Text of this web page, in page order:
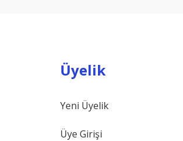
Üyelik
Yeni Üyelik
Üye Girişi